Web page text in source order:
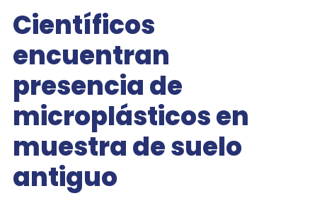
Científicos
encuentran
presencia de
microplásticos en
muestra de suelo
antiguo